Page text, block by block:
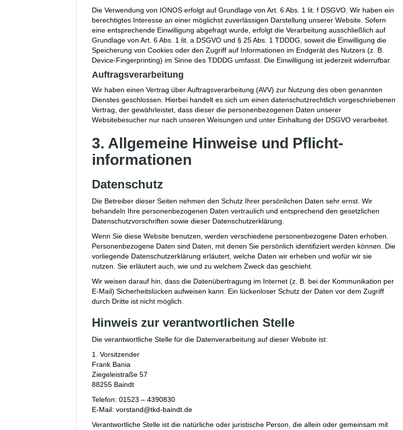
Die Verwendung von IONOS erfolgt auf Grundlage von Art. 6 Abs. 1 lit. f DSGVO. Wir haben ein
berechtigtes Interesse an einer möglichst zuverlässigen Darstellung unserer Website. Sofern
eine entsprechende Einwilligung abgefragt wurde, erfolgt die Verarbeitung ausschließlich auf
Grundlage von Art. 6 Abs. 1 lit. a DSGVO und § 25 Abs. 1 TDDDG, soweit die Einwilligung die
Speicherung von Cookies oder den Zugriff auf Informationen im Endgerät des Nutzers (z. B.
Device-Fingerprinting) im Sinne des TDDDG umfasst. Die Einwilligung ist jederzeit widerrufbar.
Auftragsverarbeitung
Wir haben einen Vertrag über Auftragsverarbeitung (AVV) zur Nutzung des oben genannten
Dienstes geschlossen. Hierbei handelt es sich um einen datenschutzrechtlich vorgeschriebenen
Vertrag, der gewährleistet, dass dieser die personenbezogenen Daten unserer
Websitebesucher nur nach unseren Weisungen und unter Einhaltung der DSGVO verarbeitet.
3. Allgemeine Hinweise und Pflicht­
informationen
Datenschutz
Die Betreiber dieser Seiten nehmen den Schutz Ihrer persönlichen Daten sehr ernst. Wir
behandeln Ihre personenbezogenen Daten vertraulich und entsprechend den gesetzlichen
Datenschutzvorschriften sowie dieser Datenschutzerklärung.
Wenn Sie diese Website benutzen, werden verschiedene personenbezogene Daten erhoben.
Personenbezogene Daten sind Daten, mit denen Sie persönlich identifiziert werden können. Die
vorliegende Datenschutzerklärung erläutert, welche Daten wir erheben und wofür wir sie
nutzen. Sie erläutert auch, wie und zu welchem Zweck das geschieht.
Wir weisen darauf hin, dass die Datenübertragung im Internet (z. B. bei der Kommunikation per
E-Mail) Sicherheitslücken aufweisen kann. Ein lückenloser Schutz der Daten vor dem Zugriff
durch Dritte ist nicht möglich.
Hinweis zur verantwortlichen Stelle
Die verantwortliche Stelle für die Datenverarbeitung auf dieser Website ist:
1. Vorsitzender
Frank Bania
Ziegeleistraße 57
88255 Baindt
Telefon: 01523 – 4390830
E-Mail: vorstand@tkd-baindt.de
Verantwortliche Stelle ist die natürliche oder juristische Person, die allein oder gemeinsam mit